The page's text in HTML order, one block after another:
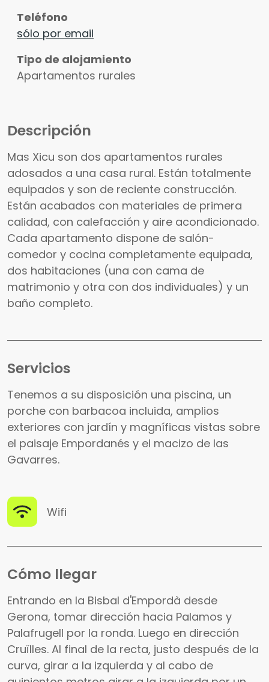
Teléfono
sólo por email
Tipo de alojamiento
Apartamentos rurales
Descripción
Mas Xicu son dos apartamentos rurales
adosados a una casa rural. Están totalmente
equipados y son de reciente construcción.
Están acabados con materiales de primera
calidad, con calefacción y aire acondicionado.
Cada apartamento dispone de salón-
comedor y cocina completamente equipada,
dos habitaciones (una con cama de
matrimonio y otra con dos individuales) y un
baño completo.
Servicios
Tenemos a su disposición una piscina, un
porche con barbacoa incluida, amplios
exteriores con jardín y magníficas vistas sobre
el paisaje Empordanés y el macizo de las
Gavarres.
Wifi
Cómo llegar
Entrando en la Bisbal d'Empordà desde
Gerona, tomar dirección hacia Palamos y
Palafrugell por la ronda. Luego en dirección
Cruïlles. Al final de la recta, justo después de la
curva, girar a la izquierda y al cabo de